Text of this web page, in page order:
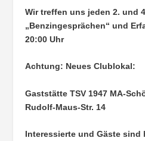
Wir treffen uns jeden 2. und
„Benzingesprächen“ und
20:00 Uhr
Achtung: Neues Clublokal:
Gaststätte TSV 1947 MA-
Rudolf-Maus-Str. 14
Interessierte und Gäste sind